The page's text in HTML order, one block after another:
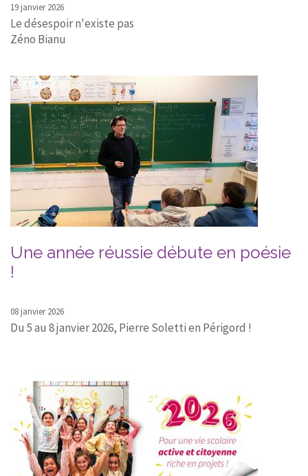
19 janvier 2026
Le désespoir n'existe pas
Zéno Bianu
Une année réussie débute en poésie
!
08 janvier 2026
Du 5 au 8 janvier 2026, Pierre Soletti en Périgord !